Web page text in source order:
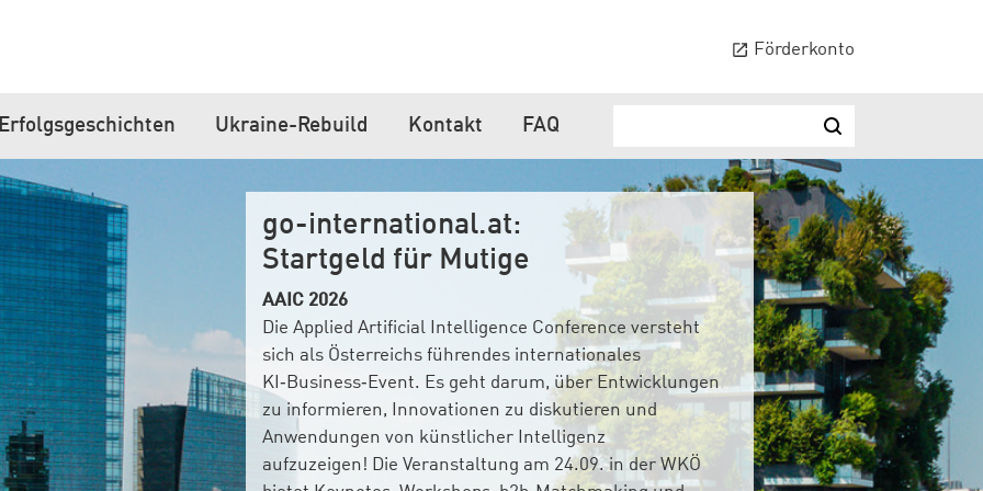
Erfolgsgeschichten Ukraine-Rebuild Kontakt FAQSuchbegriff ... Suchen
Förderkonto
go-international.at:
Startgeld für Mutige
AAIC 2026
Die Applied Artificial Intelligence Conference versteht
sich als Österreichs führendes internationales
KI‑Business‑Event. Es geht darum, über Entwicklungen
zu informieren, Innovationen zu diskutieren und
Anwendungen von künstlicher Intelligenz
aufzuzeigen! Die Veranstaltung am 24.09. in der WKÖ